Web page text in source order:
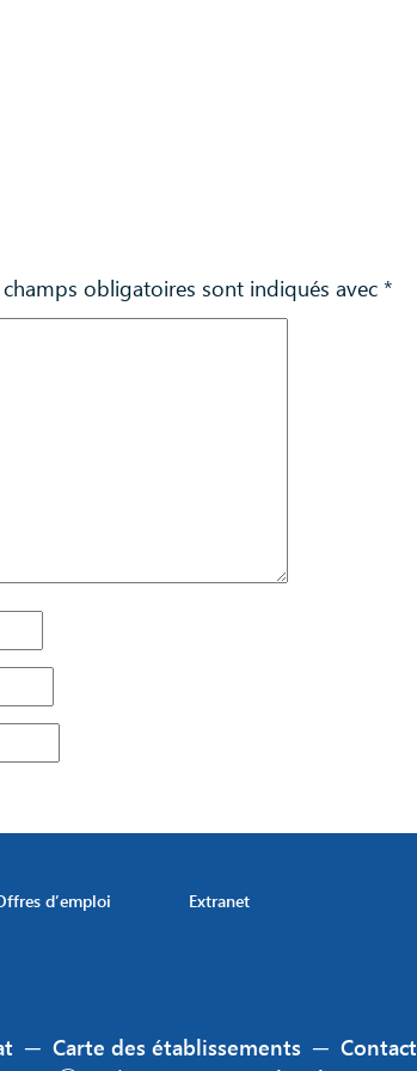
champs obligatoires sont indiqués avec*
d’emploi Extranet
─ Carte des établissements ─ Contact